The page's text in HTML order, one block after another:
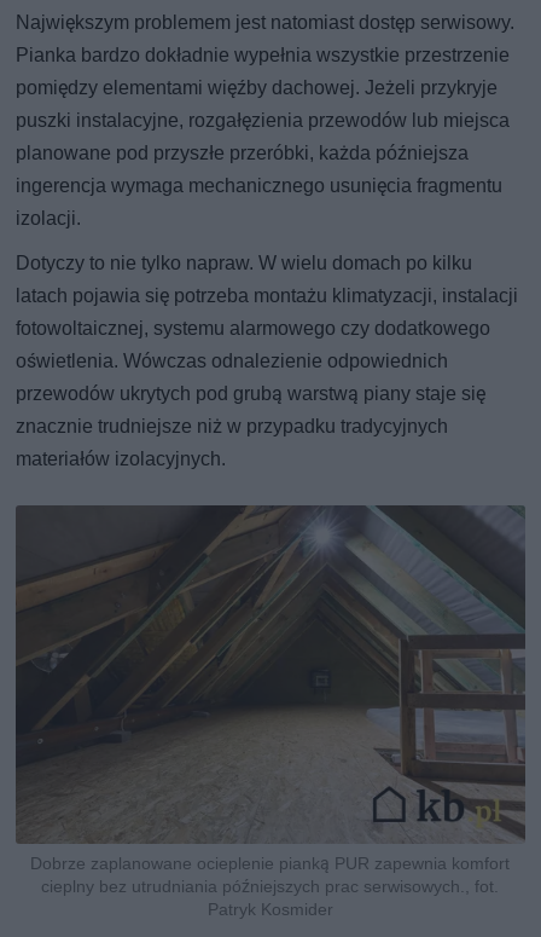
Największym problemem jest natomiast dostęp serwisowy.
Pianka bardzo dokładnie wypełnia wszystkie przestrzenie
pomiędzy elementami więźby dachowej. Jeżeli przykryje
puszki instalacyjne, rozgałęzienia przewodów lub miejsca
planowane pod przyszłe przeróbki, każda późniejsza
ingerencja wymaga mechanicznego usunięcia fragmentu
izolacji.
Dotyczy to nie tylko napraw. W wielu domach po kilku
latach pojawia się potrzeba montażu klimatyzacji, instalacji
fotowoltaicznej, systemu alarmowego czy dodatkowego
oświetlenia. Wówczas odnalezienie odpowiednich
przewodów ukrytych pod grubą warstwą piany staje się
znacznie trudniejsze niż w przypadku tradycyjnych
materiałów izolacyjnych.
Dobrze zaplanowane ocieplenie pianką PUR zapewnia komfort
cieplny bez utrudniania późniejszych prac serwisowych., fot.
Patryk Kosmider